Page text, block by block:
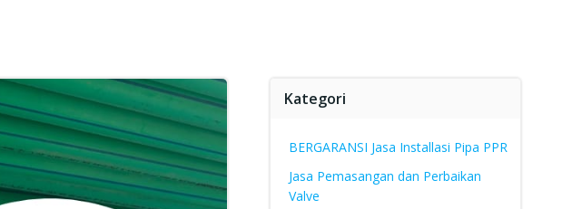
Kategori
BERGARANSI Jasa Installasi Pipa PPR
Jasa Pemasangan dan Perbaikan
Valve